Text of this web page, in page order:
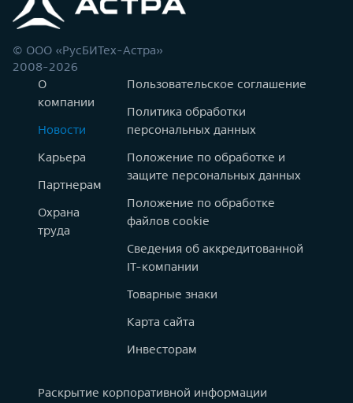
© ООО «РусБИТех-Астра»
2008-2026
О
компании
Новости
Карьера
Партнерам
Охрана
труда
Пользовательское соглашение
Политика обработки
персональных данных
Положение по обработке и
защите персональных данных
Положение по обработке
файлов cookie
Сведения об аккредитованной
IT-компании
Товарные знаки
Карта сайта
Инвесторам
Раскрытие корпоративной информации